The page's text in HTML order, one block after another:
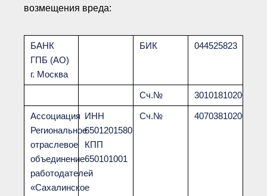
возмещения вреда:
БАНК
ГПБ (АО)
г. Москва
БИК 044525823
Сч.№
Ассоциация
Региональное
отраслевое
объединение
работодателей
«Сахалинское
ИНН
6501201580
КПП
650101001
Сч.№